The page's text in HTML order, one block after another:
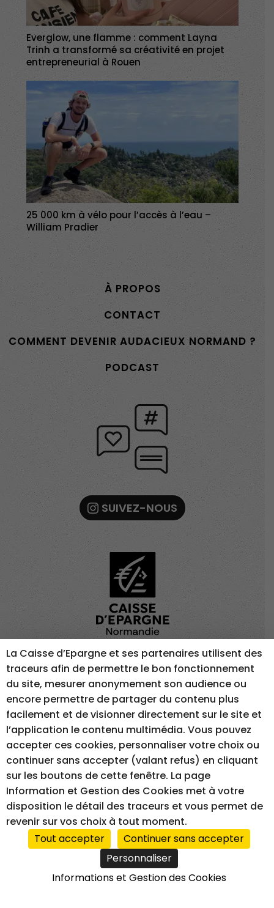
Everglow, une flamme : comment Layna
Trinh a transformé sa créativité en projet
entrepreneurial à Rouen
25 000 km à vélo pour l’accès à l’eau –
William Pradier
À PROPOS
CONTACT
COMMENT DEVENIR AUDACIEUX NORMAND ?
PODCAST
SUIVEZ-NOUS
MENTIONS LÉGALES
GESTION DES COOKIES
ACCESSIBILITÉ – NON CONFORME
RÉALISATION DU SITE INTERNET
La Caisse d’Epargne et ses partenaires utilisent des
traceurs afin de permettre le bon fonctionnement
du site, mesurer anonymement son audience ou
encore permettre de partager du contenu plus
facilement et de visionner directement sur le site et
l’application le contenu multimédia. Vous pouvez
accepter ces cookies, personnaliser votre choix ou
continuer sans accepter (valant refus) en cliquant
sur les boutons de cette fenêtre. La page
Information et Gestion des Cookies met à votre
disposition le détail des traceurs et vous permet de
revenir sur vos choix à tout moment.
Tout accepter
Continuer sans accepter
Personnaliser
Informations et Gestion des Cookies